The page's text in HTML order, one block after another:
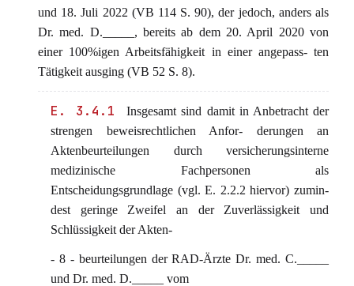
und 18. Juli 2022 (VB 114 S. 90), der jedoch, anders als
Dr. med. D._____, bereits ab dem 20. April 2020 von
einer 100%igen Arbeitsfähigkeit in einer angepass- ten
Tätigkeit ausging (VB 52 S. 8).
E. 3.4.1
Insgesamt sind damit in Anbetracht der
strengen beweisrechtlichen Anfor- derungen an
Aktenbeurteilungen durch versicherungsinterne
medizinische Fachpersonen als
Entscheidungsgrundlage (vgl. E. 2.2.2 hiervor) zumin-
dest geringe Zweifel an der Zuverlässigkeit und
Schlüssigkeit der Akten-
- 8 - beurteilungen der RAD-Ärzte Dr. med. C._____
und Dr. med. D._____ vom